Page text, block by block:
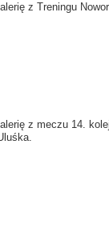
z Treningu
z meczu 14.